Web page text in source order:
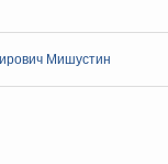
Мишустин
среда